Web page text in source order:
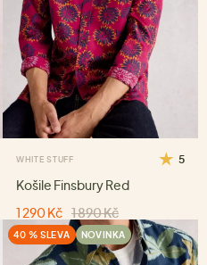
WHITE STUFF 5
Košile Finsbury Red
1 290 Kč 1 890 Kč
40 % SLEVA NOVINKA